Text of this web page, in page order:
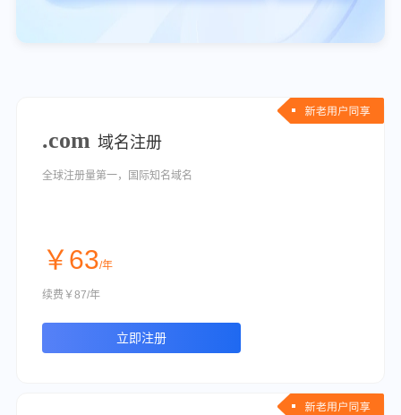
.com 域名注册
全球注册量第一，国际知名域名
￥63/年
续费￥87/年
立即注册